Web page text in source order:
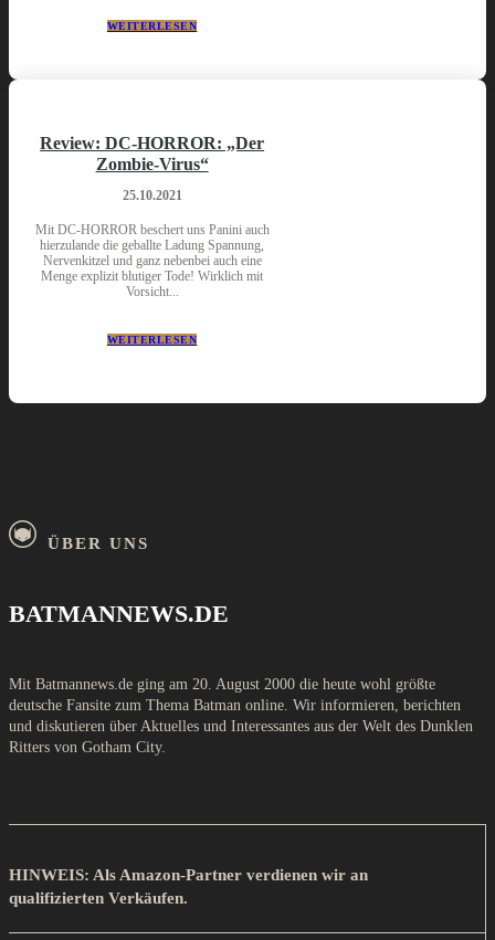
WEITERLESEN
Review: DC-HORROR: „Der
Zombie-Virus“
25.10.2021
Mit DC-HORROR beschert uns Panini auch
hierzulande die geballte Ladung Spannung,
Nervenkitzel und ganz nebenbei auch eine
Menge explizit blutiger Tode! Wirklich mit
Vorsicht...
WEITERLESEN
ÜBER UNS
BATMANNEWS.DE
Mit Batmannews.de ging am 20. August 2000 die heute wohl größte
deutsche Fansite zum Thema Batman online. Wir informieren, berichten
und diskutieren über Aktuelles und Interessantes aus der Welt des Dunklen
Ritters von Gotham City.
HINWEIS: Als Amazon-Partner verdienen wir an
qualifizierten Verkäufen.